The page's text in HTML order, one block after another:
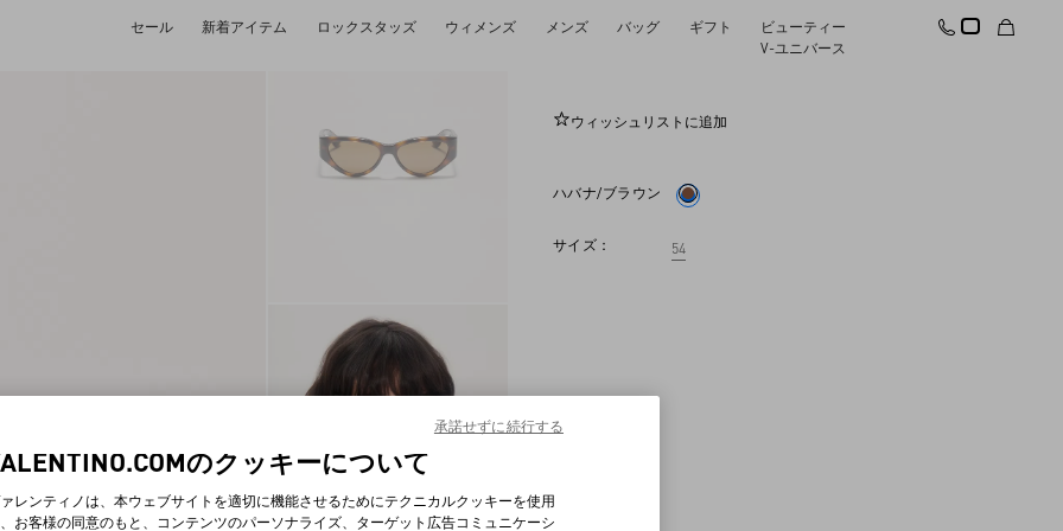
セール 新着アイテム ロックスタッズ ウィメンズ メンズ バッグ ギフト
ビューティー
V-ユニバース
キャットアイ アセテート アイウェア
ウィッシュリストに追加
ハバナ/ブラウン
サイズ： 54
のクッキーについて
レンティノは、本ウェブサイトを適切に機能させるためにテクニカルクッキーを使用
お客様の同意のもと、コンテンツのパーソナライズ、ターゲット広告コミュニケーシ
承諾せずに続行する